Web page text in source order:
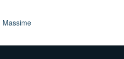
Massime